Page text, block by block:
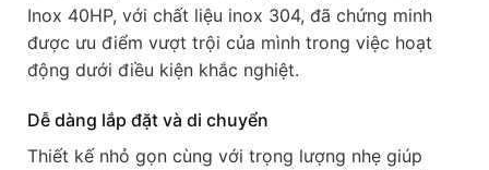
Inox 40HP, với chất liệu inox 304, đã chứng minh
được ưu điểm vượt trội của mình trong việc hoạt
động dưới điều kiện khắc nghiệt.
Dễ dàng lắp đặt và di chuyển
Thiết kế nhỏ gọn cùng với trọng lượng nhẹ giúp